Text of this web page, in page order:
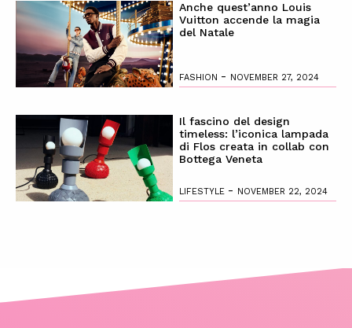
Anche quest’anno Louis
Vuitton accende la magia
del Natale
FASHION - NOVEMBER 27, 2024
Il fascino del design
timeless: l’iconica lampada
di Flos creata in collab con
Bottega Veneta
LIFESTYLE - NOVEMBER 22, 2024